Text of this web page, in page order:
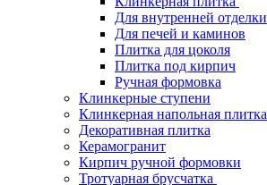
Для внутренней отделки
Для печей и каминов
Плитка для цоколя
Плитка под кирпич
Ручная формовка
Клинкерные ступени
Клинкерная напольная плитка
Декоративная плитка
Керамогранит
Кирпич ручной формовки
Тротуарная брусчатка